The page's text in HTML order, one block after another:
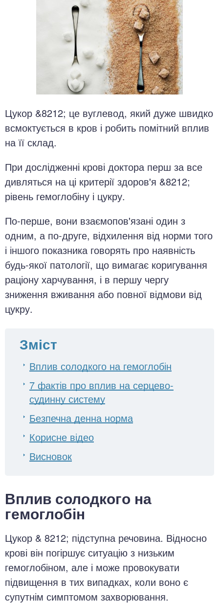
Цукор &8212; це вуглевод, який дуже швидко
всмоктується в кров і робить помітний вплив
на її склад.
При дослідженні крові доктора перш за все
дивляться на ці критерії здоров'я &8212;
рівень гемоглобіну і цукру.
По-перше, вони взаємопов'язані один з
одним, а по-друге, відхилення від норми того
і іншого показника говорять про наявність
будь-якої патології, що вимагає коригування
раціону харчування, і в першу чергу
зниження вживання або повної відмови від
цукру.
Зміст
Вплив солодкого на гемоглобін
7 фактів про вплив на серцево-
судинну систему
Безпечна денна норма
Корисне відео
Висновок
Вплив солодкого на
гемоглобін
Цукор & 8212; підступна речовина. Відносно
крові він погіршує ситуацію з низьким
гемоглобіном, але і може провокувати
підвищення в тих випадках, коли воно є
супутнім симптомом захворювання.